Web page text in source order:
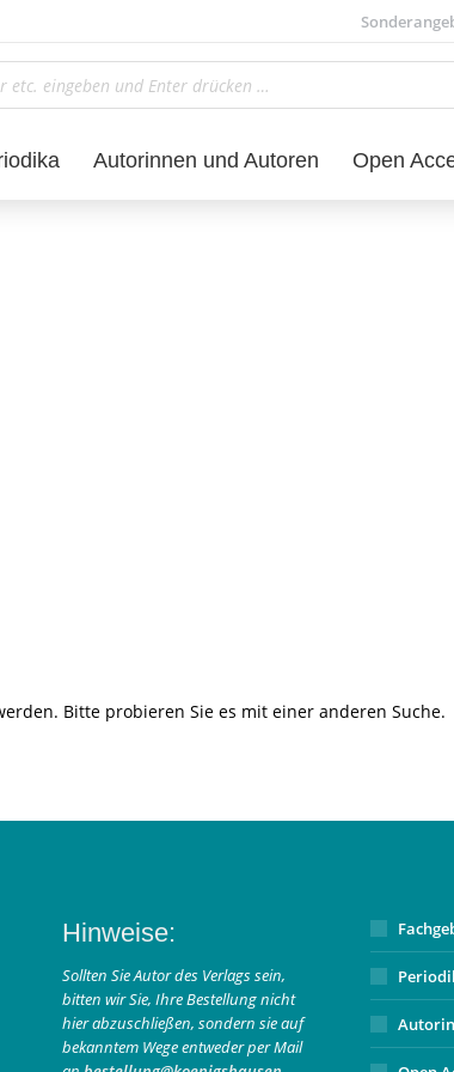
Autorinnen und Autoren Open
Bitte probieren Sie es mit einer anderen Suche.
Hinweise:
Sollten Sie Autor des Verlags sein,
bitten wir Sie, Ihre Bestellung nicht
hier abzuschließen, sondern sie auf
bekanntem Wege entweder per Mail